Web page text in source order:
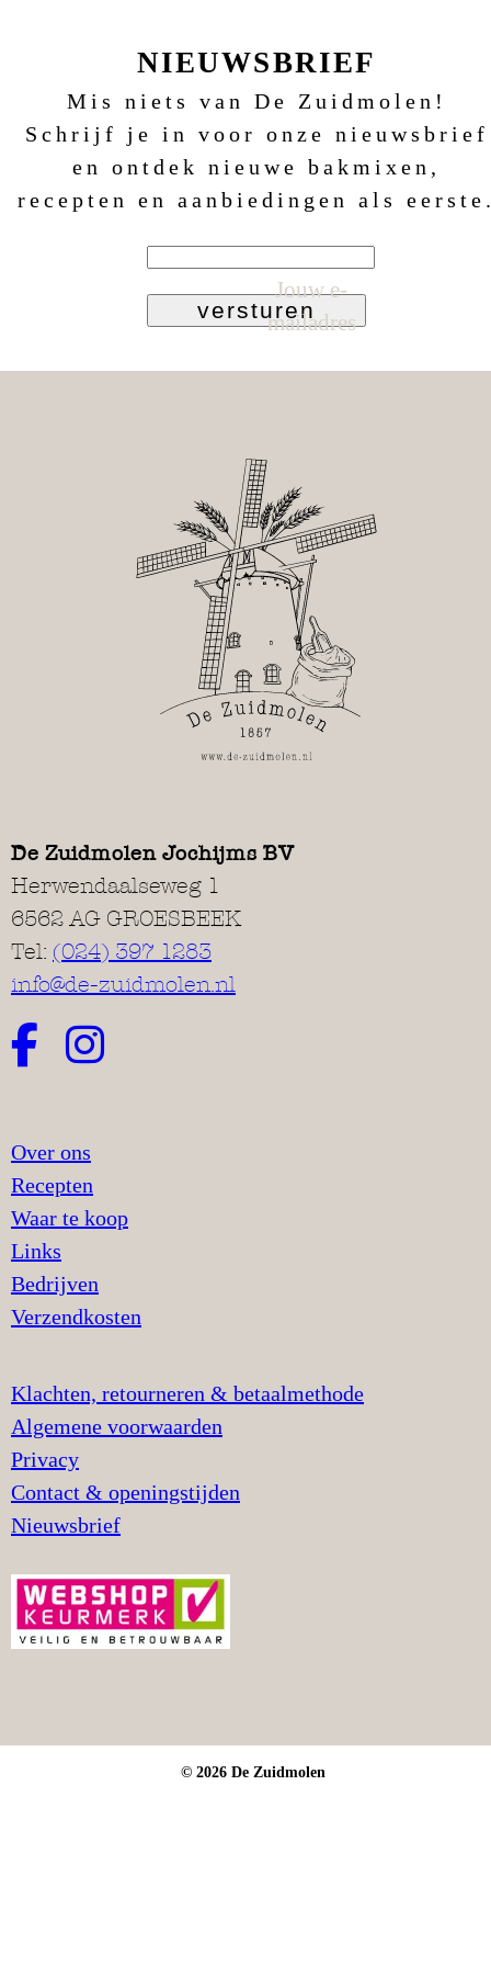
NIEUWSBRIEF
Mis niets van De Zuidmolen!
Schrijf je in voor onze nieuwsbrief
en ontdek nieuwe bakmixen,
recepten en aanbiedingen als
Jouw e-
mailadres
versturen
De Zuidmolen Jochijms BV
Herwendaalseweg 1
6562 AG GROESBEEK
Tel: (024) 397 1283
info@de-zuidmolen.nl
Over ons
Recepten
Waar te koop
Links
Bedrijven
Verzendkosten
Klachten, retourneren & betaalmethode
Algemene voorwaarden
Privacy
Contact & openingstijden
Nieuwsbrief
© 2026 De Zuidmolen